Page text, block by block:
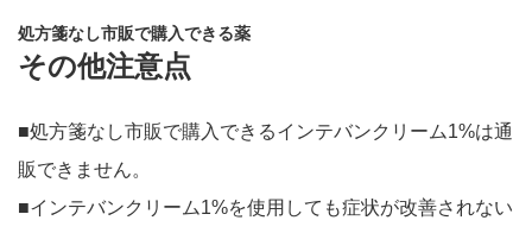
処方箋なし市販で購入できる薬
その他注意点
■処方箋なし市販で購入できるインテバンクリーム1%は通
販できません。
■インテバンクリーム1%を使用しても症状が改善されない